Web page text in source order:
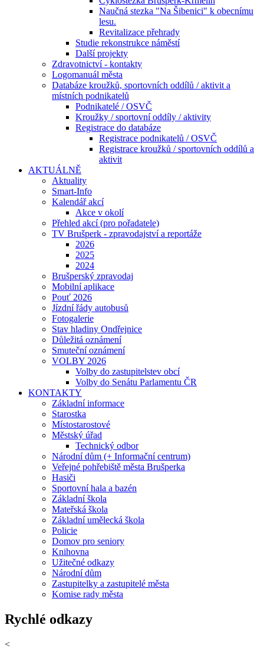
Naučná stezka "Na Šibenici" k obecnímu
lesu.
Revitalizace přehrady
Studie rekonstrukce náměstí
Další projekty
Zdravotnictví - kontakty
Logomanuál města
Databáze kroužků, sportovních oddílů / aktivit a
místních podnikatelů
Podnikatelé / OSVČ
Kroužky / sportovní oddíly / aktivity
Registrace do databáze
Registrace podnikatelů / OSVČ
Registrace kroužků / sportovních oddílů a
aktivit
AKTUÁLNĚ
Aktuality
Smart-Info
Kalendář akcí
Akce v okolí
Přehled akcí (pro pořadatele)
TV Brušperk - zpravodajství a reportáže
2026
2025
2024
Brušperský zpravodaj
Mobilní aplikace
Pouť 2026
Jízdní řády autobusů
Fotogalerie
Stav hladiny Ondřejnice
Důležitá oznámení
Smuteční oznámení
VOLBY 2026
Volby do zastupitelstev obcí
Volby do Senátu Parlamentu ČR
KONTAKTY
Základní informace
Starostka
Místostarostové
Městský úřad
Technický odbor
Národní dům (+ Informační centrum)
Veřejné pohřebiště města Brušperka
Hasiči
Sportovní hala a bazén
Základní škola
Mateřská škola
Základní umělecká škola
Policie
Domov pro seniory
Knihovna
Užitečné odkazy
Národní dům
Zastupitelky a zastupitelé města
Komise rady města
Rychlé odkazy
<